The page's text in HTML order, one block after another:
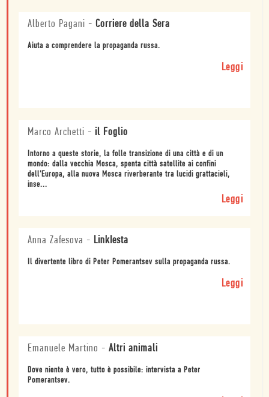
Alberto Pagani - Corriere della Sera
Aiuta a comprendere la propaganda russa.
Leggi
Marco Archetti - il Foglio
Intorno a queste storie, la folle transizione di una città e di un
mondo: dalla vecchia Mosca, spenta città satellite ai confini
dell'Europa, alla nuova Mosca riverberante tra lucidi grattacieli,
inse...
Leggi
Anna Zafesova - LinkIesta
Il divertente libro di Peter Pomerantsev sulla propaganda russa.
Leggi
Emanuele Martino - Altri animali
Dove niente è vero, tutto è possibile: intervista a Peter
Pomerantsev.